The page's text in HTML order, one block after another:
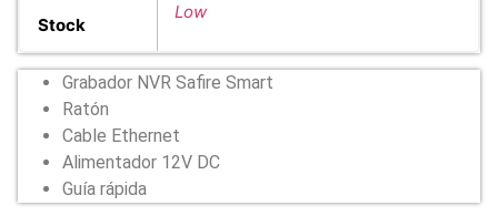
Stock
Low
Grabador NVR Safire Smart
Ratón
Cable Ethernet
Alimentador 12V DC
Guía rápida